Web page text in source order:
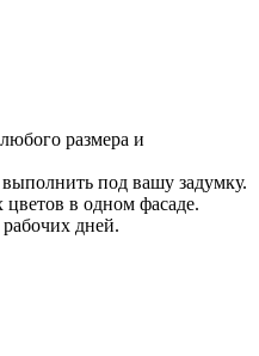
размера и
под вашу задумку.
в одном фасаде.
рабочих дней.